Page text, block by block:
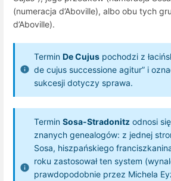
(numeracja d’Aboville), albo obu tych
d’Aboville).
Termin De Cujus pochodzi z
de cujus successione agitur” i
sukcesji dotyczy sprawa.
Termin Sosa-Stradonitz odnosi
znanych genealogów: z jednej
Sosa, hiszpańskiego
roku zastosował ten system
prawdopodobnie przez Michela